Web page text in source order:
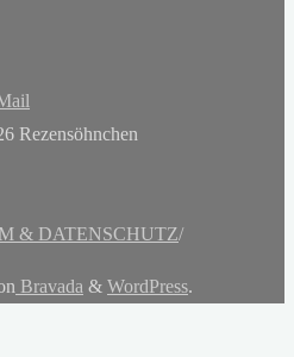
Rezensöhnchen
& DATENSCHUTZ/
Bravada & WordPress.